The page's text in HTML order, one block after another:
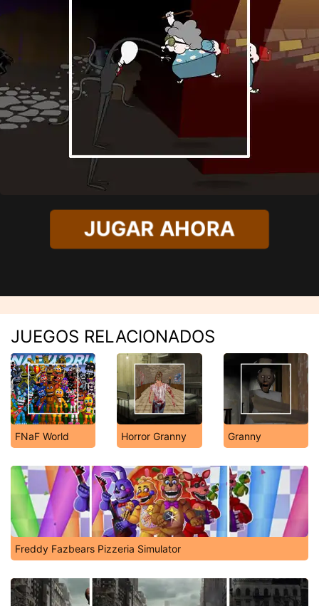
JUGAR AHORA
JUEGOS RELACIONADOS
FNaF World Horror Granny Granny
Freddy Fazbears Pizzeria Simulator